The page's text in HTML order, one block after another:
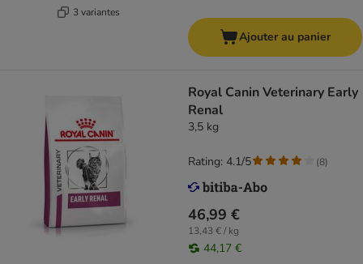
3 variantes
Ajouter au panier
Royal Canin Veterinary Early
Renal
3,5 kg
46,99 €
13,43 € / kg
44,17 €
Rating: 4.1/5 (8)